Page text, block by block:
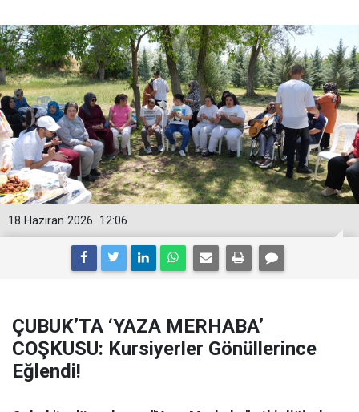
12:06
18 Haziran 2026
ÇUBUK’TA ‘YAZA MERHABA’
COŞKUSU: Kursiyerler Gönüllerince
Eğlendi!